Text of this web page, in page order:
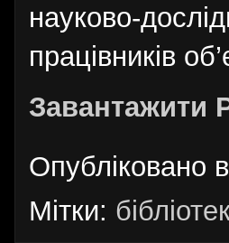
науково-
працівників
Завантажити
Опубліковано в
Мітки: